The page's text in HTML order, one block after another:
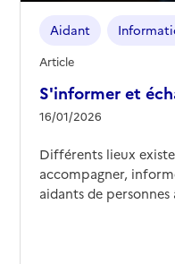
S'informer et
16/01/2026
Aidant
Article
Différents lieux
accompagner,
aidants de personnes